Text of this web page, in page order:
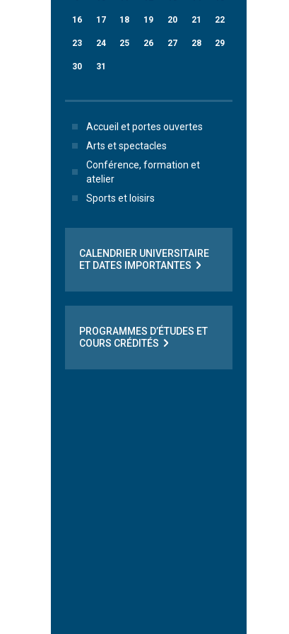
16 17 18 19 20 21 22
23 24 25 26 27 28 29
30 31
Accueil et portes ouvertes
Arts et spectacles
Conférence, formation et
atelier
Sports et loisirs
CALENDRIER UNIVERSITAIRE
ET DATES IMPORTANTES
PROGRAMMES D’ÉTUDES ET
COURS CRÉDITÉS